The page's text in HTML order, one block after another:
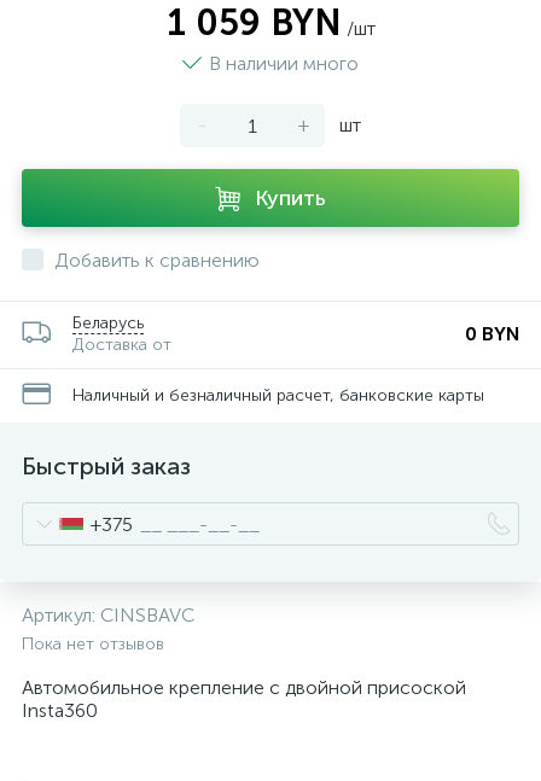
1 059 BYN /шт
В наличии много
- + шт
Купить
Добавить к сравнению
Беларусь
Доставка от
0 BYN
Наличный и безналичный расчет, банковские карты
Быстрый заказ
+375
Артикул: CINSBAVC
Пока нет отзывов
Автомобильное крепление с двойной присоской
Insta360